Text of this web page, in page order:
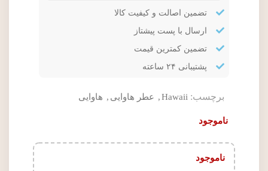
تضمین اصالت و کیفیت کالا
ارسال با پست پیشتاز
تضمین کمترین قیمت
پشتیبانی ۲۴ ساعته
برچسب: Hawaii
, عطر هاوایی , هاوایی
ناموجود
ناموجود